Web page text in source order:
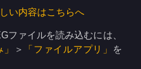
い内容はこちらへ
ファイルを読み込むには、
＞ 「ファイルアプリ」
を